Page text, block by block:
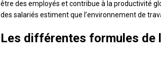
être des employés et contribue à la productivité
des salariés estiment que l’environnement de
Les différentes formules de